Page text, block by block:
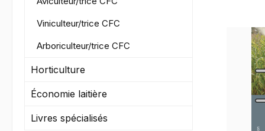
Viniculteur/trice CFC
Arboriculteur/trice CFC
Horticulture
Économie laitière
Livres spécialisés